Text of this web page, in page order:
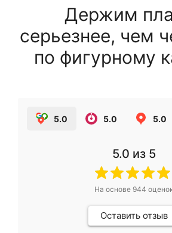
Держим
серьезнее, чем
по фигурному
5.0 5.0 5.0
5.0 из 5
На основе 944
Оставить отзыв